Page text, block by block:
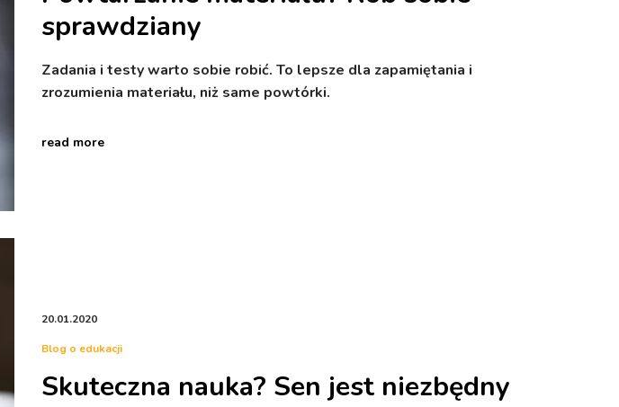
sprawdziany
Zadania i testy warto sobie robić. To lepsze dla zapamiętania i
zrozumienia materiału, niż same powtórki.
read more
20.01.2020
Blog o edukacji
Skuteczna nauka? Sen jest niezbędny